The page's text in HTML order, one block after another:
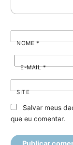
NOME*
E-MAIL*
SITE
Salvar meus
que eu comentar.